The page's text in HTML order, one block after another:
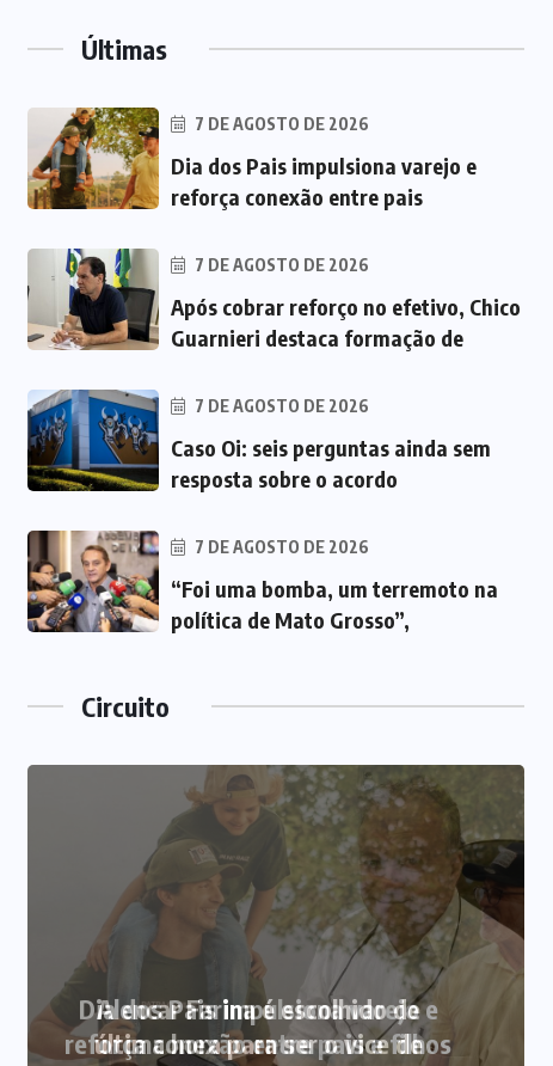
Últimas
7 DE AGOSTO DE 2026
Dia dos Pais impulsiona varejo e
reforça conexão entre pais
7 DE AGOSTO DE 2026
Após cobrar reforço no efetivo, Chico
Guarnieri destaca formação de
7 DE AGOSTO DE 2026
Caso Oi: seis perguntas ainda sem
resposta sobre o acordo
7 DE AGOSTO DE 2026
“Foi uma bomba, um terremoto na
política de Mato Grosso”,
Circuito
Alencar Farina é escolhido de
última hora para ser o vice de